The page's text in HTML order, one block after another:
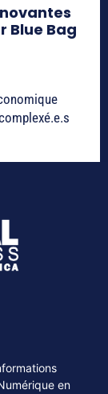
Blue Bag
en